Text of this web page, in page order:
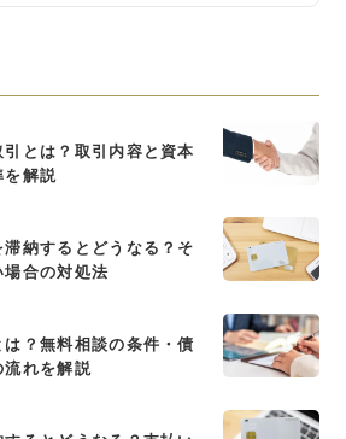
とは？取引内容と資本
を解説
納するとどうなる？そ
合の対処法
？無料相談の条件・債
流れを解説